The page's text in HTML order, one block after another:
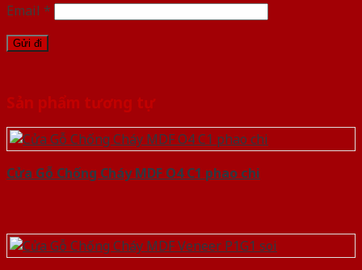
Email *
Sản phẩm tương tự
Cửa Gỗ Chống Cháy MDF O4 C1 phao chi